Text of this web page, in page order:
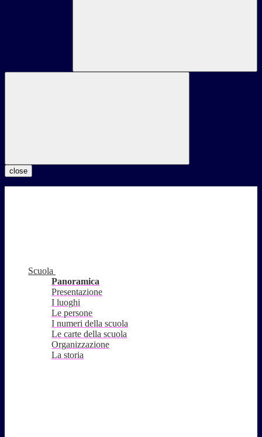
close
Scuola
Panoramica
Presentazione
I luoghi
Le persone
I numeri della scuola
Le carte della scuola
Organizzazione
La storia